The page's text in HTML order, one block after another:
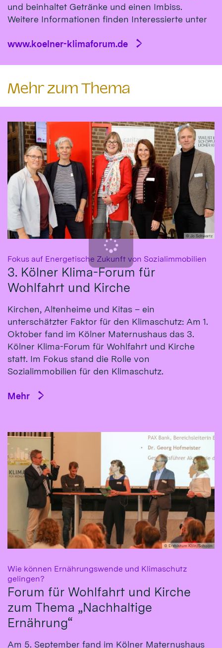
und beinhaltet Getränke und einen Imbiss.
Weitere Informationen finden Interessierte unter
www.koelner-klimaforum.de
Mehr zum Thema
© Jo Schwartz
Fokus auf Energetische Zukunft von Sozialimmobilien
3. Kölner Klima-Forum für
Wohlfahrt und Kirche
Kirchen, Altenheime und Kitas – ein
unterschätzter Faktor für den Klimaschutz: Am 1.
Oktober fand im Kölner Maternushaus das 3.
Kölner Klima-Forum für Wohlfahrt und Kirche
statt. Im Fokus stand die Rolle von
Sozialimmobilien für den Klimaschutz.
Mehr
© Erzbistum Köln/Schoon
Wie können Ernährungswende und Klimaschutz
gelingen?
Forum für Wohlfahrt und Kirche
zum Thema „Nachhaltige
Ernährung“
Am 5. September fand im Kölner Maternushaus